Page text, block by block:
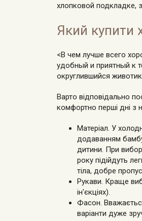
хлопковой подкладке,
Який купити
<В чем лучше всего
удобный и приятный к
округлившийся
Варто відповідально
комфортно перші дні
Матеріал. У
додаванням
дитини. При
року підійдуть
тіла, добре
Рукави. Краще
ін'єкціях).
Фасон.
варіанти дуже